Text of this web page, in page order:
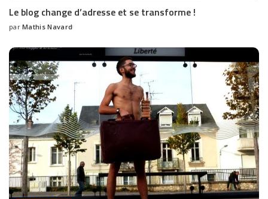
Le blog change d’adresse et se transforme !
par Mathis Navard